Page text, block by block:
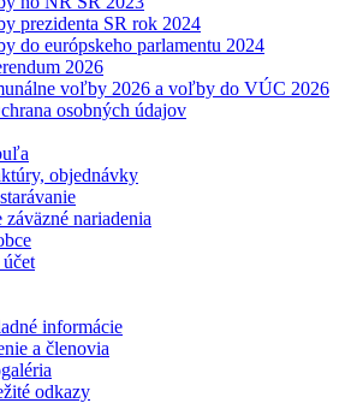
prezidenta SR rok 2024
do európskeho parlamentu 2024
2026
voľby 2026 a voľby do VÚC 2026
osobných údajov
objednávky
záväzné nariadenia
informácie
a členovia
odkazy